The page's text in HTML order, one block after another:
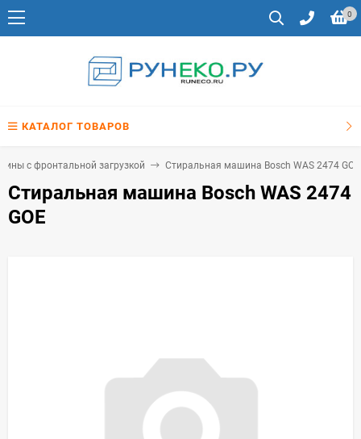
0
КАТАЛОГ ТОВАРОВ
с фронтальной загрузкой Стиральная машина Bosch WAS 2474 GOE
Стиральная машина Bosch WAS 2474
GOE